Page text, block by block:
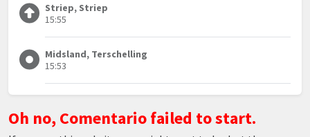
Striep, Striep
15:55
Midsland, Terschelling
15:53
Oh no, Comentario failed to start.